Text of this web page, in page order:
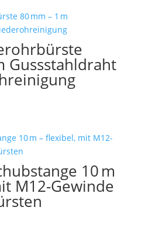
Gussstahldraht
10 m
M12-Gewinde